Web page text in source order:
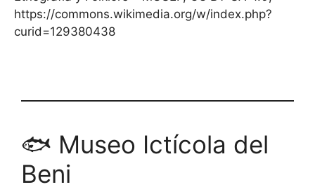
https://commons.wikimedia.org/w/index.php?
curid=129380438
🐟 Museo Ictícola del
Beni